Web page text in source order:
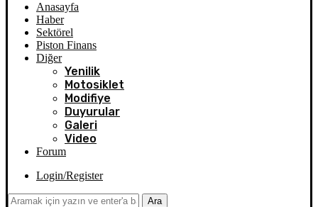
Anasayfa
Haber
Sektörel
Piston Finans
Diğer
Yenilik
Motosiklet
Modifiye
Duyurular
Galeri
Video
Forum
Login/Register
Ara